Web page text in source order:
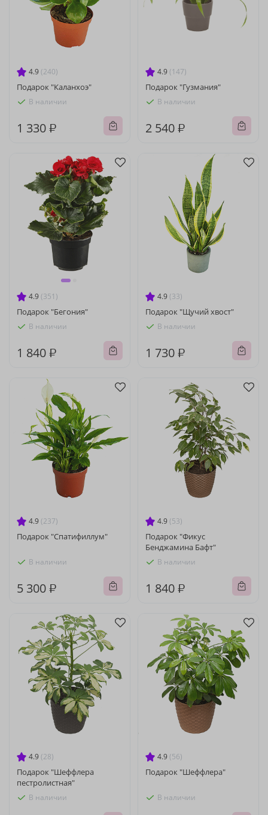
4.9 (240)
Подарок "Каланхоэ"
В наличии
1 330 ₽
4.9 (147)
Подарок "Гузмания"
В наличии
2 540 ₽
4.9 (351)
Подарок "Бегония"
В наличии
1 840 ₽
4.9 (33)
Подарок "Щучий хвост"
В наличии
1 730 ₽
4.9 (237)
Подарок "Спатифиллум"
В наличии
5 300 ₽
4.9 (53)
Подарок "Фикус
Бенджамина Бафт"
В наличии
1 840 ₽
4.9 (28)
Подарок "Шеффлера
пестролистная"
В наличии
4.9 (56)
Подарок "Шеффлера"
В наличии